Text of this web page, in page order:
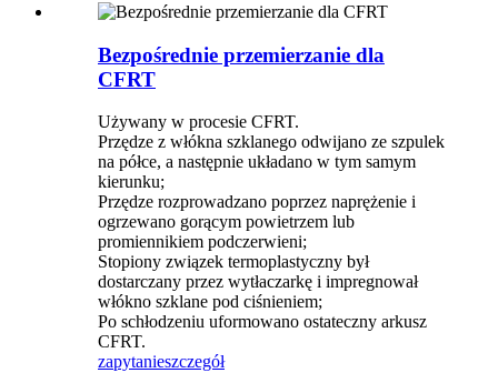
Bezpośrednie przemierzanie dla
CFRT
Używany w procesie CFRT.
Przędze z włókna szklanego odwijano ze szpulek
na półce, a następnie układano w tym samym
kierunku;
Przędze rozprowadzano poprzez naprężenie i
ogrzewano gorącym powietrzem lub
promiennikiem podczerwieni;
Stopiony związek termoplastyczny był
dostarczany przez wytłaczarkę i impregnował
włókno szklane pod ciśnieniem;
Po schłodzeniu uformowano ostateczny arkusz
CFRT.
zapytanieszczegół